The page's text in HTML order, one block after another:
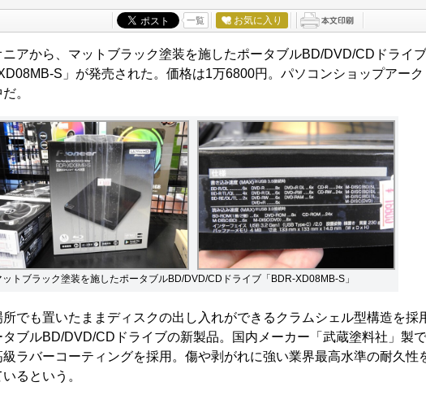
一覧 お気に入り
アから、マットブラック塗装を施したポータブルBD/DVD/CDドライブ
S」が発売された。価格は1万6800円。パソコンショップアーク
。
ットブラック塗装を施したポータブルBD/DVD/CDドライブ「BDR-XD08MB-S」
でも置いたままディスクの出し入れができるクラムシェル型構造を採
タブルBD/DVD/CDドライブの新製品。国内メーカー「武蔵塗料社」製で
ラバーコーティングを採用。傷や剥がれに強い業界最高水準の耐久性
るという。